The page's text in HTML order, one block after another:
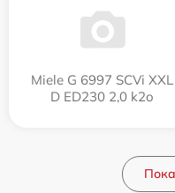
Miele G 6997 SCVi XXL
D ED230 2,0 k2o